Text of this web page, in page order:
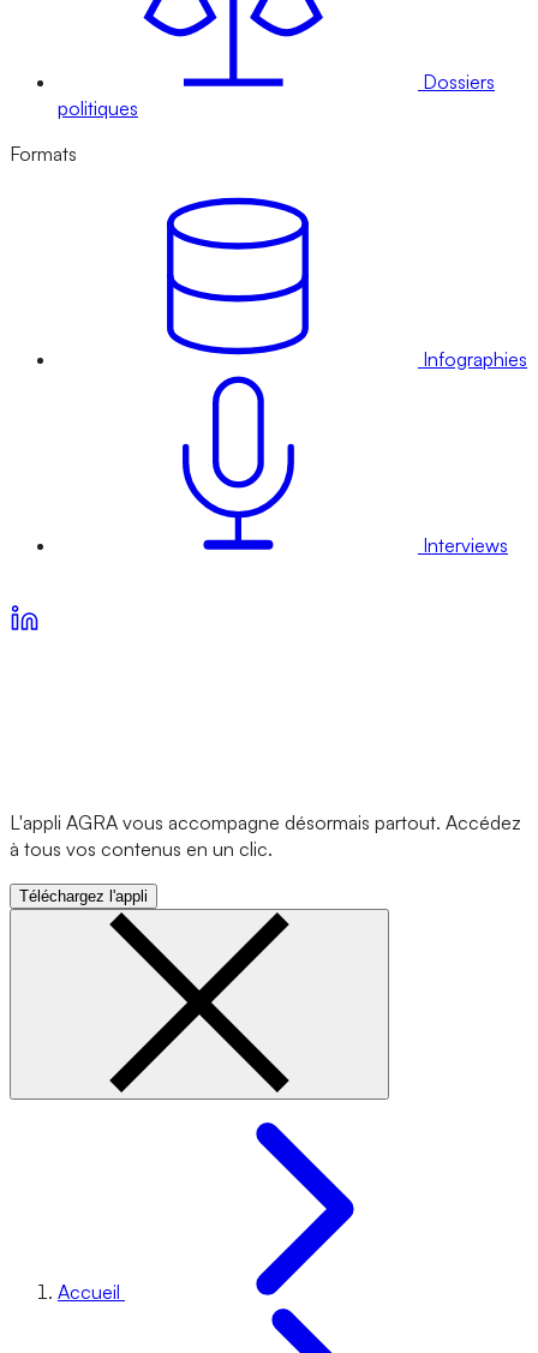
Dossiers
politiques
Formats
Infographies
Interviews
L'appli AGRA vous accompagne désormais partout. Accédez
à tous vos contenus en un clic.
Téléchargez l'appli
Accueil